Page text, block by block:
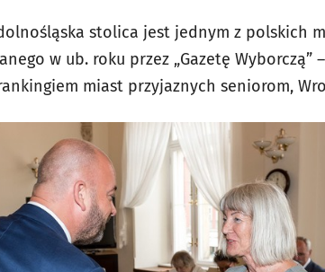
stolica jest jednym z polskich
w ub. roku przez „Gazetę Wyborczą”
miast przyjaznych seniorom,